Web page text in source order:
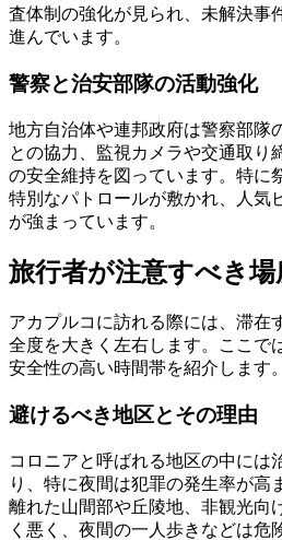
査体制の強化が見られ、未解決事
進んでいます。
警察と治安部隊の活動強化
地方自治体や連邦政府は警察部隊
との協力、監視カメラや交通取り
の安全維持を図っています。特に
特別なパトロールが敷かれ、人気
が強まっています。
旅行者が注意すべき
アカプルコに訪れる際には、滞在
全度を大きく左右します。ここで
安全性の高い時間帯を紹介します。
避けるべき地区とその理由
コロニアと呼ばれる地区の中には
り、特に夜間は犯罪の発生率が高
離れた山間部や丘陵地、非観光向
く悪く、夜間の一人歩きなどは危